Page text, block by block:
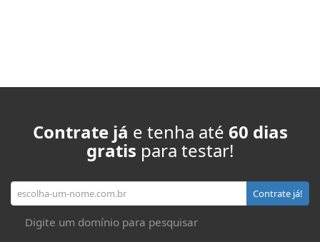
Contrate já e tenha até 60 dias
gratis para testar!
Seu domínio Contrate já!
Digite um domínio para pesquisar